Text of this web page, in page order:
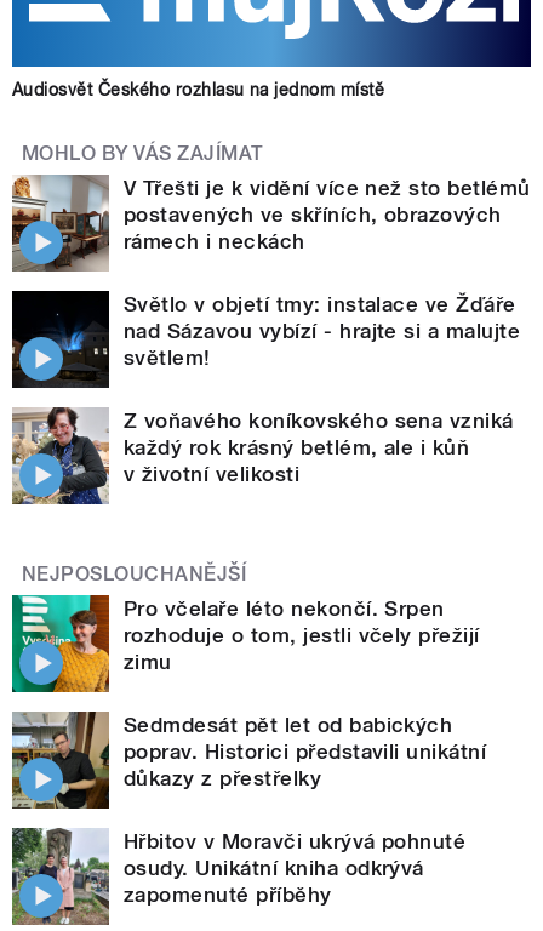
Audiosvět Českého rozhlasu na jednom místě
MOHLO BY VÁS ZAJÍMAT
V Třešti je k vidění více než sto betlémů
postavených ve skříních, obrazových
rámech i neckách
Světlo v objetí tmy: instalace ve Žďáře
nad Sázavou vybízí - hrajte si a malujte
světlem!
Z voňavého koníkovského sena vzniká
každý rok krásný betlém, ale i kůň
v životní velikosti
NEJPOSLOUCHANĚJŠÍ
Pro včelaře léto nekončí. Srpen
rozhoduje o tom, jestli včely přežijí
zimu
Sedmdesát pět let od babických
poprav. Historici představili unikátní
důkazy z přestřelky
Hřbitov v Moravči ukrývá pohnuté
osudy. Unikátní kniha odkrývá
zapomenuté příběhy